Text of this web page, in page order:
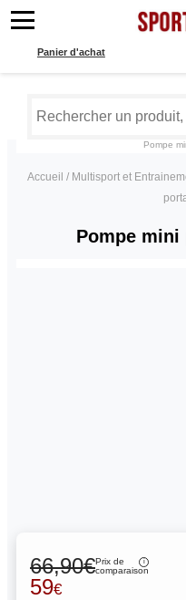
Panier d'achat
Pompe
Accueil / Multisport et
Pompe mini
66,90€Prix de
comparaison
59€